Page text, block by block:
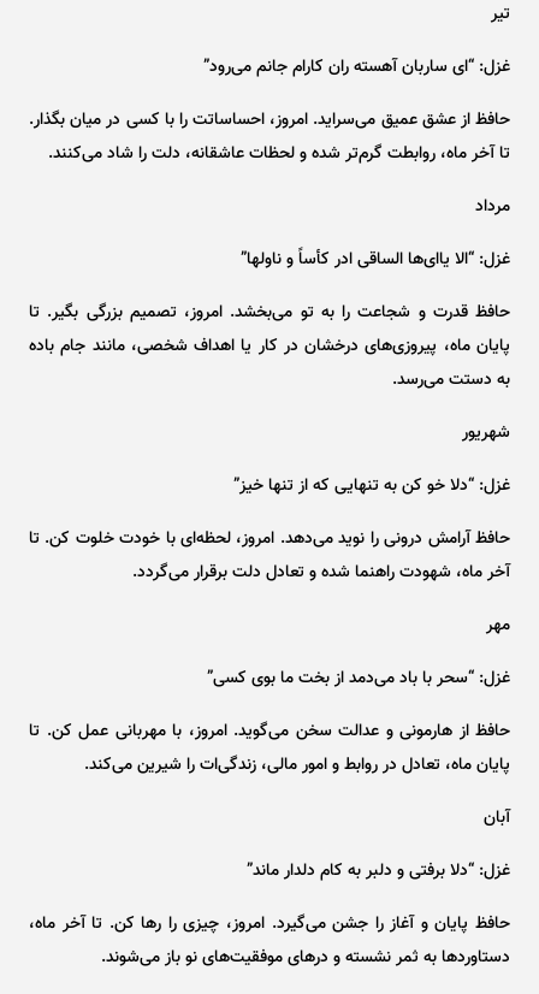
تیر
غزل: “ای ساربان آهسته ران کارام جانم می‌رود”
حافظ از عشق عمیق می‌سراید. امروز، احساساتت را با کسی در میان بگذار.
تا آخر ماه، روابطت گرم‌تر شده و لحظات عاشقانه، دلت را شاد می‌کنند.
مرداد
غزل: “الا یا‌ای‌ها الساقی ادر کأساً و ناولها”
حافظ قدرت و شجاعت را به تو می‌بخشد. امروز، تصمیم بزرگی بگیر. تا
پایان ماه، پیروزی‌های درخشان در کار یا اهداف شخصی، مانند جام باده
به دستت می‌رسد.
شهریور
غزل: “دلا خو کن به تنهایی که از تنها خیز”
حافظ آرامش درونی را نوید می‌دهد. امروز، لحظه‌ای با خودت خلوت کن. تا
آخر ماه، شهودت راهنما شده و تعادل دلت برقرار می‌گردد.
مهر
غزل: “سحر با باد می‌دمد از بخت ما بوی کسی”
حافظ از هارمونی و عدالت سخن می‌گوید. امروز، با مهربانی عمل کن. تا
پایان ماه، تعادل در روابط و امور مالی، زندگی‌ات را شیرین می‌کند.
آبان
غزل: “دلا برفتی و دلبر به کام دلدار ماند”
حافظ پایان و آغاز را جشن می‌گیرد. امروز، چیزی را رها کن. تا آخر ماه،
دستاورد‌ها به ثمر نشسته و در‌های موفقیت‌های نو باز می‌شوند.